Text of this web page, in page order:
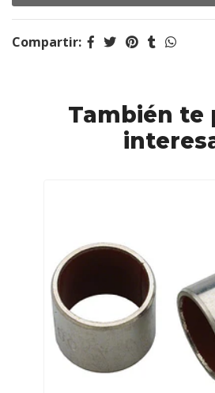
Compartir:
También te